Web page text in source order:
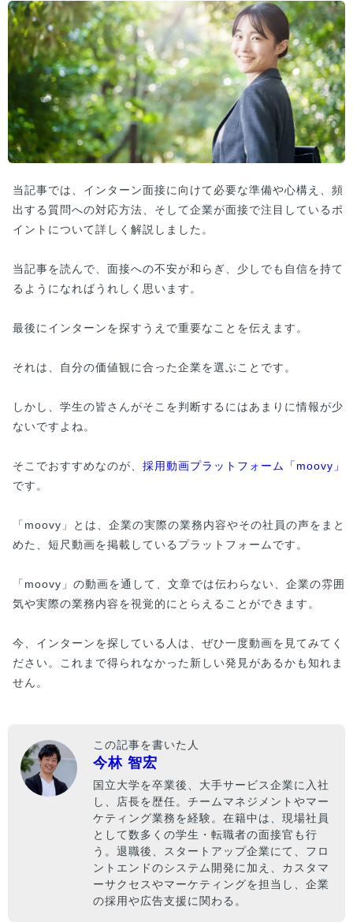
当記事では、インターン面接に向けて必要な準備や心構え、頻
出する質問への対応方法、そして企業が面接で注目しているポ
イントについて詳しく解説しました。
当記事を読んで、面接への不安が和らぎ、少しでも自信を持て
るようになればうれしく思います。
最後にインターンを探すうえで重要なことを伝えます。
それは、自分の価値観に合った企業を選ぶことです。
しかし、学生の皆さんがそこを判断するにはあまりに情報が少
ないですよね。
そこでおすすめなのが、 採用動画プラットフォーム「moovy」
です。
「moovy」とは、企業の実際の業務内容やその社員の声をまと
めた、短尺動画を掲載しているプラットフォームです。
「moovy」の動画を通して、文章では伝わらない、企業の雰囲
気や実際の業務内容を視覚的にとらえることができます。
今、インターンを探している人は、ぜひ一度動画を見てみてく
ださい。これまで得られなかった新しい発見があるかも知れま
せん。
この記事を書いた人
今林 智宏
国立大学を卒業後、大手サービス企業に入社
し、店長を歴任。チームマネジメントやマー
ケティング業務を経験。在籍中は、現場社員
として数多くの学生・転職者の面接官も行
う。退職後、スタートアップ企業にて、フロ
ントエンドのシステム開発に加え、カスタマ
ーサクセスやマーケティングを担当し、企業
の採用や広告支援に関わる。